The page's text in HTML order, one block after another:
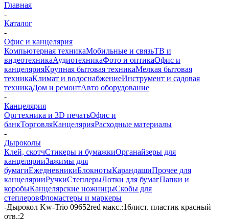
Главная
-
Каталог
-
Офис и канцелярия
Компьютерная техникаМобильные и связьТВ и
видеотехникаАудиотехникаФото и оптикаОфис и
канцелярияКрупная бытовая техникаМелкая бытовая
техникаКлимат и водоснабжениеИнструмент и садовая
техникаДом и ремонтАвто оборудование
-
Канцелярия
Оргтехника и 3D печатьОфис и
банкТорговляКанцелярияРасходные материалы
-
Дыроколы
Клей, скотчСтикеры и бумажкиОрганайзеры для
канцелярииЗажимы для
бумагиЕжедневникиБлокнотыКарандашиПрочее для
канцелярииРучкиСтеплерыЛотки для бумагПапки и
коробыКанцелярские ножницыСкобы для
степлеровФломастеры и маркеры
-Дырокол Kw-Trio 09652red макс.:16лист. пластик красный
отв.:2